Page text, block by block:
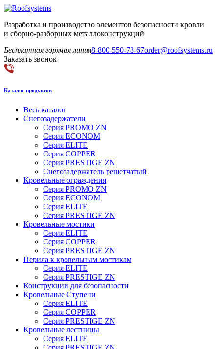
Разработка и производство элементов безопасности кровли
и сборно-разборных металлоконструкций
Бесплатная горячая линия8-800-550-78-67order@roofsystems.ru
Заказать звонок
Каталог продуктов
Весь каталог
Снегозадержатели
Серия PROMO ZN
Серия ECONOM
Серия ELITE
Серия COPPER
Серия PRESTIGE ZN
Снегозадержатель решетчатый
Кровельные ограждения
Серия PROMO ZN
Серия ECONOM
Серия ELITE
Серия PRESTIGE ZN
Кровельные мостики
Серия ELITE
Серия COPPER
Серия PRESTIGE ZN
Перила к кровельным мостикам
Серия ELITE
Серия PRESTIGE ZN
Конструкции для безопасности
Кровельные Ступени
Серия ELITE
Серия COPPER
Серия PRESTIGE ZN
Кровельные лестницы
Серия ELITE
Серия PRESTIGE ZN